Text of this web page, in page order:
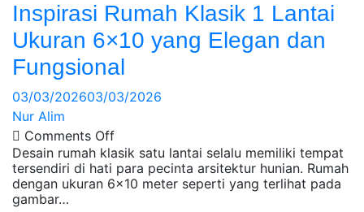
Inspirasi Rumah Klasik 1 Lantai
Ukuran 6×10 yang Elegan dan
Fungsional
03/03/202603/03/2026
Nur Alim
Comments Off
Desain rumah klasik satu lantai selalu memiliki tempat
tersendiri di hati para pecinta arsitektur hunian. Rumah
dengan ukuran 6×10 meter seperti yang terlihat pada
gambar…